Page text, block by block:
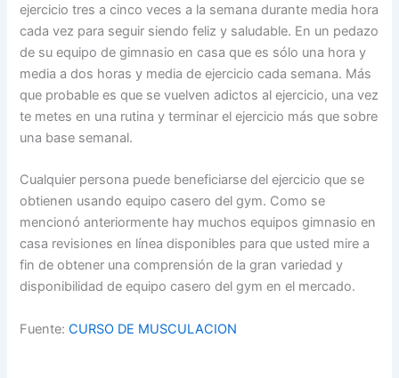
ejercicio tres a cinco veces a la semana durante media hora
cada vez para seguir siendo feliz y saludable. En un pedazo
de su equipo de gimnasio en casa que es sólo una hora y
media a dos horas y media de ejercicio cada semana. Más
que probable es que se vuelven adictos al ejercicio, una vez
te metes en una rutina y terminar el ejercicio más que sobre
una base semanal.
Cualquier persona puede beneficiarse del ejercicio que se
obtienen usando equipo casero del gym. Como se
mencionó anteriormente hay muchos equipos gimnasio en
casa revisiones en línea disponibles para que usted mire a
fin de obtener una comprensión de la gran variedad y
disponibilidad de equipo casero del gym en el mercado.
Fuente:CURSO DE MUSCULACION